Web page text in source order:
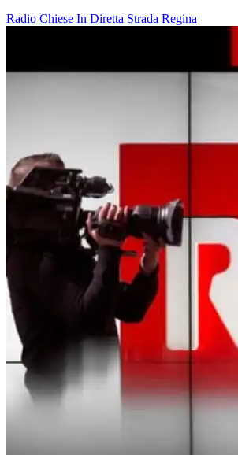
Radio Chiese In Diretta Strada Regina